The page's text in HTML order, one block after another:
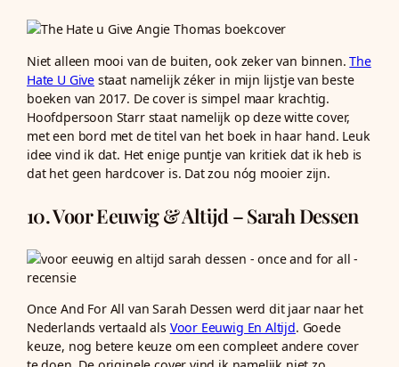
Niet alleen mooi van de buiten, ook zeker van binnen.The
Hate U Give staat namelijk zéker in mijn lijstje van beste
boeken van 2017. De cover is simpel maar krachtig.
Hoofdpersoon Starr staat namelijk op deze witte cover,
met een bord met de titel van het boek in haar hand. Leuk
idee vind ik dat. Het enige puntje van kritiek dat ik heb is
dat het geen hardcover is. Dat zou nóg mooier zijn.
10. Voor Eeuwig & Altijd – Sarah Dessen
Once And For All van Sarah Dessen werd dit jaar naar het
Nederlands vertaald als Voor Eeuwig En Altijd. Goede
keuze, nog betere keuze om een compleet andere cover